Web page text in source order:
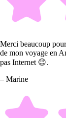
Merci beaucoup
de mon voyage en
pas Internet 😉.
– Marine